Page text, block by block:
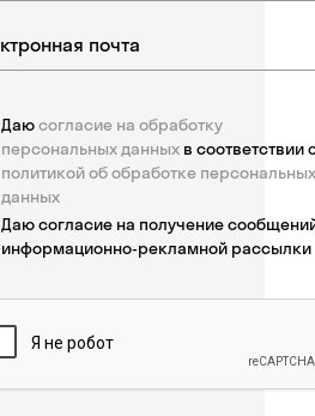
Даюсогласие на обработку
персональных данных в соответствии
политикой об обработке персональных
данных
Даю согласие на получение
информационно-рекламной рассылки